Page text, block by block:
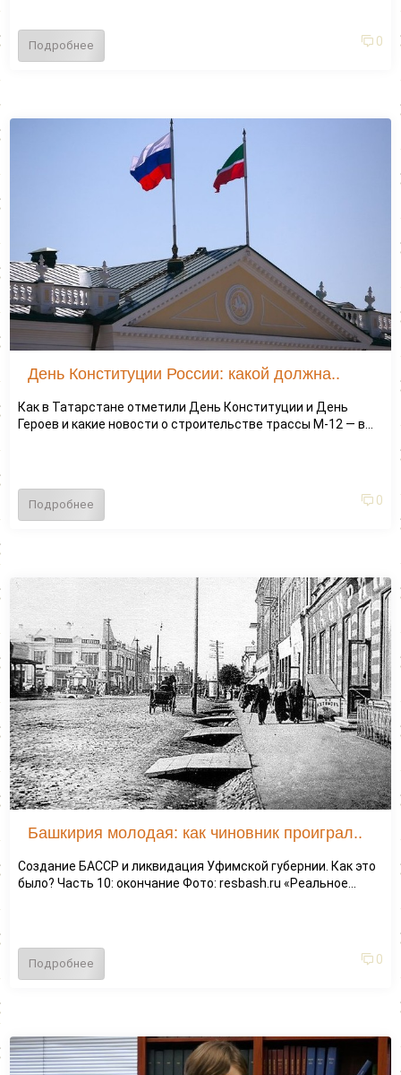
Подробнее 0
День Конституции России: какой должна..
Как в Татарстане отметили День Конституции и День
Героев и какие новости о строительстве трассы М-12 — в...
Подробнее 0
Башкирия молодая: как чиновник проиграл..
Создание БАССР и ликвидация Уфимской губернии. Как это
было? Часть 10: окончание Фото: resbash.ru «Реальное...
Подробнее 0